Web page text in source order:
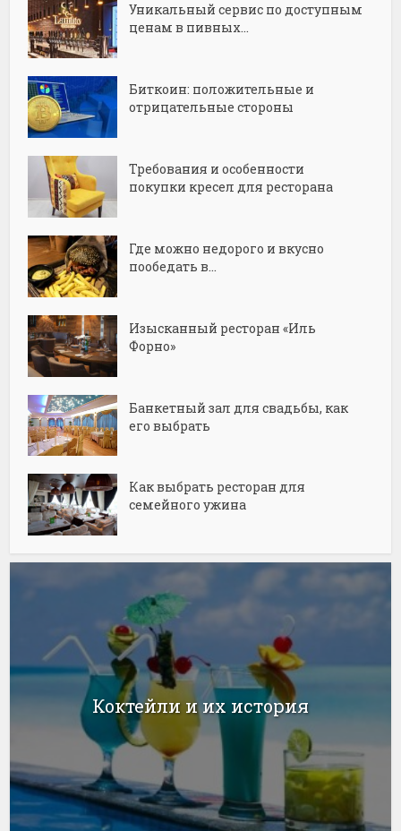
Уникальный сервис по доступным
ценам в пивных...
Биткоин: положительные и
отрицательные стороны
Требования и особенности
покупки кресел для ресторана
Где можно недорого и вкусно
пообедать в...
Изысканный ресторан «Иль
Форно»
Банкетный зал для свадьбы, как
его выбрать
Как выбрать ресторан для
семейного ужина
Коктейли и их история